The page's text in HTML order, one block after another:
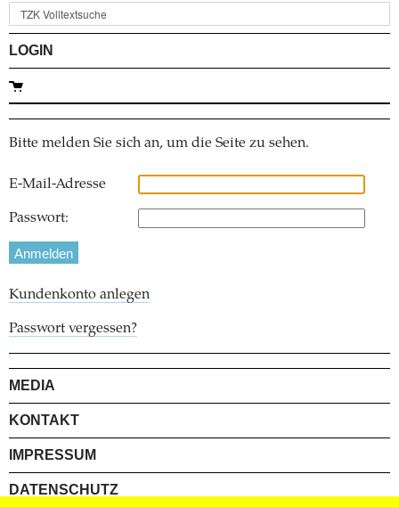
LOGIN
Bitte melden Sie sich an, um die Seite zu sehen.
E-Mail-Adresse
Passwort:
Kundenkonto anlegen
Passwort vergessen?
MEDIA
KONTAKT
IMPRESSUM
DATENSCHUTZ